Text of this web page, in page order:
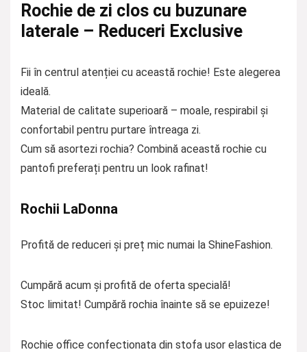
Rochie de zi clos cu buzunare
laterale – Reduceri Exclusive
Fii în centrul atenției cu această rochie! Este alegerea
ideală.
Material de calitate superioară – moale, respirabil și
confortabil pentru purtare întreaga zi.
Cum să asortezi rochia? Combină această rochie cu
pantofi preferați pentru un look rafinat!
Rochii LaDonna
Profită de reduceri și preț mic numai la ShineFashion.
Cumpără acum și profită de oferta specială!
Stoc limitat! Cumpără rochia înainte să se epuizeze!
Rochie office confectionata din stofa usor elastica de